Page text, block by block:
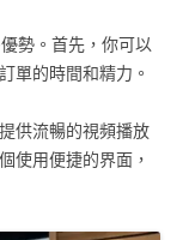
勢。首先，你可以
單的時間和精力。
供流暢的視頻播放
使用便捷的界面，